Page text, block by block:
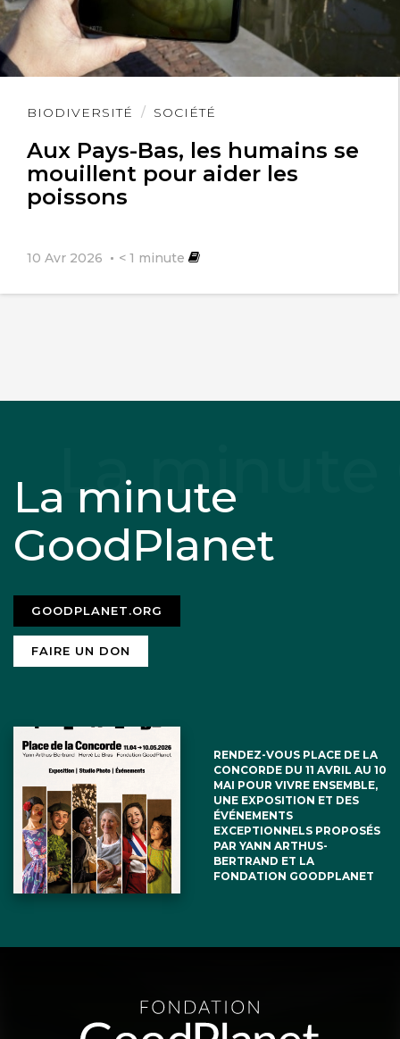
BIODIVERSITÉ SOCIÉTÉ
Aux Pays-Bas, les humains se
mouillent pour aider les
poissons
10 Avr 2026 < 1 minute
Lire
La minute
GoodPlanet
GOODPLANET.ORG
FAIRE UN DON
RENDEZ-VOUS PLACE DE LA
CONCORDE DU 11 AVRIL AU 10
MAI POUR VIVRE ENSEMBLE,
UNE EXPOSITION ET DES
ÉVÉNEMENTS
EXCEPTIONNELS PROPOSÉS
PAR YANN ARTHUS-
BERTRAND ET LA
FONDATION GOODPLANET